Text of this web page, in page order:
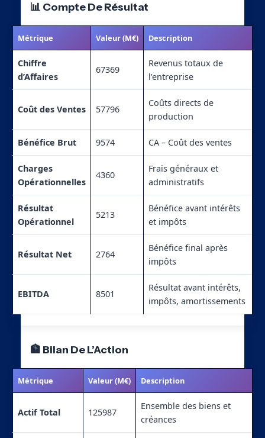
📊 Compte De Résultat
Métrique Valeur (M€) Description
Chiffre
d’Affaires
67369
Revenus totaux de
l’entreprise
Coût des Ventes 57796
Coûts directs de
production
Bénéfice Brut 9574 CA – Coût des ventes
Charges
Opérationnelles
4360
Frais généraux et
administratifs
Résultat
Opérationnel
5213
Bénéfice avant intérêts
et impôts
Résultat Net 2764
Bénéfice final après
impôts
EBITDA 8501
Résultat avant intérêts,
impôts, amortissements
🏦 Bilan De L’Action
Métrique Valeur (M€) Description
Actif Total 125987
Ensemble des biens et
créances